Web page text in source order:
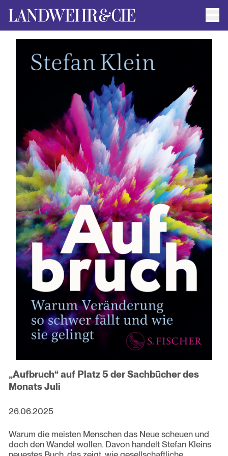
AUTOR*INNEN
ANFRAGEN / IMPRESSUM
„Aufbruch“ auf Platz 5 der Sachbücher des
Monats Juli
26.06.2025
Warum die meisten Menschen das Neue scheuen und
doch den Wandel wollen. Davon handelt Stefan Kleins